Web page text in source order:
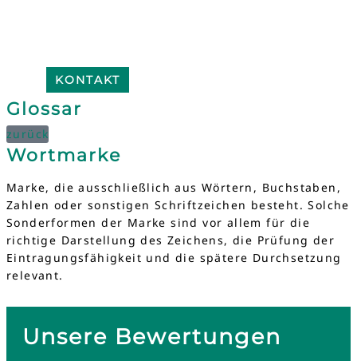
KONTAKT
Glossar
zurück
Wortmarke
Marke, die ausschließlich aus Wörtern, Buchstaben,
Zahlen oder sonstigen Schriftzeichen besteht. Solche
Sonderformen der Marke sind vor allem für die
richtige Darstellung des Zeichens, die Prüfung der
Eintragungsfähigkeit und die spätere Durchsetzung
relevant.
Unsere Bewertungen